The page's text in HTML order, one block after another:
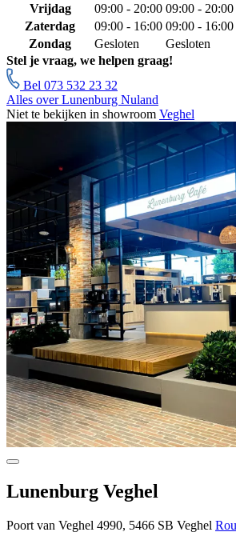
Vrijdag
09:00 - 20:00 09:00 - 20:00
Zaterdag
09:00 - 16:00 09:00 - 16:00
Zondag
Gesloten
Gesloten
Stel je vraag, we helpen graag!
Bel 073 532 23 32
Alles over Lunenburg Nuland
Niet te bekijken in showroom Veghel
Lunenburg Veghel
Poort van Veghel 4990, 5466 SB Veghel